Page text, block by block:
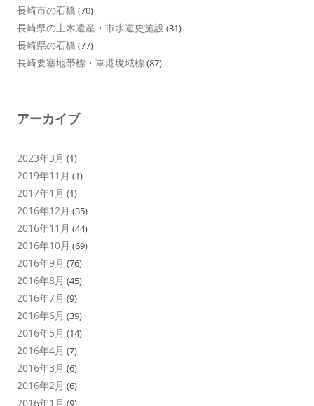
長崎市の石橋 (70)
長崎県の土木遺産・市水道史施設 (31)
長崎県の石橋 (77)
長崎要塞地帯標・軍港境域標(87)
アーカイブ
2023年3月 (1)
2019年11月 (1)
2017年1月 (1)
2016年12月 (35)
2016年11月 (44)
2016年10月 (69)
2016年9月 (76)
2016年8月 (45)
2016年7月 (9)
2016年6月 (39)
2016年5月 (14)
2016年4月 (7)
2016年3月 (6)
2016年2月 (6)
2016年1月 (9)